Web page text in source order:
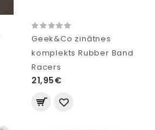
Geek&Co zinātnes
komplekts Rubber Band
Racers
21,95€